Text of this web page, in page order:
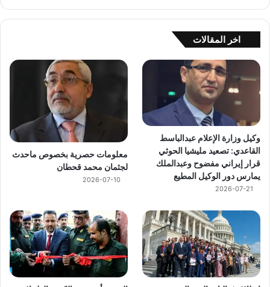
اخر المقالات
وكيل وزارة الإعلام عبدالباسط
القاعدي: تصعيد مليشيا الحوثي
قرار إيراني مفضوح وعبدالملك
يمارس دور الوكيل المطيع
2026-07-21
معلومات حصرية بخصوص ماحدث
لجثمان محمد قحطان
2026-07-10